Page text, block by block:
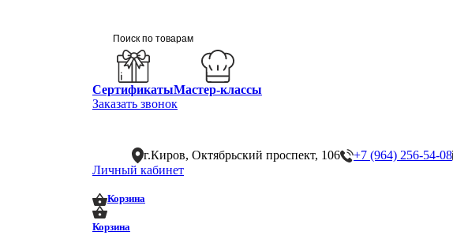
СертификатыМастер-классы
Заказать звонок
г.Киров, Октябрьский проспект, 106 +7 (964) 256-54-08
Личный кабинет
Корзина
Корзина